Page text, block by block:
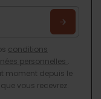
conditions
personnelles
moment depuis le
vous recevrez.